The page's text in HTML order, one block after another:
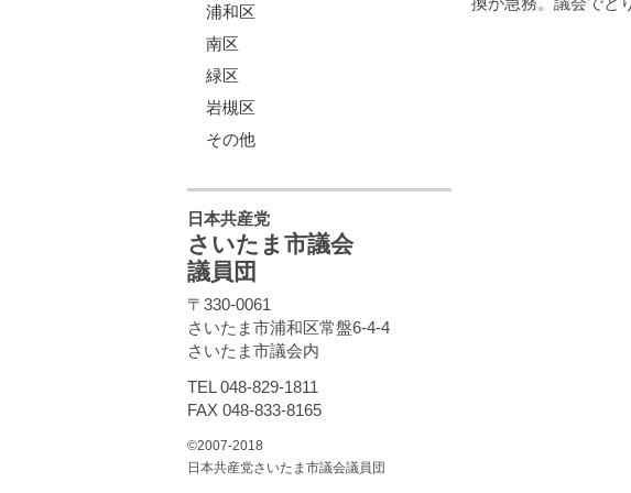
浦和区
南区
緑区
岩槻区
その他
日本共産党
さいたま市議会
議員団
〒330-0061
さいたま市浦和区常盤6-4-4
さいたま市議会内
TEL 048-829-1811
FAX 048-833-8165
©2007-2018
日本共産党さいたま市議会議員団